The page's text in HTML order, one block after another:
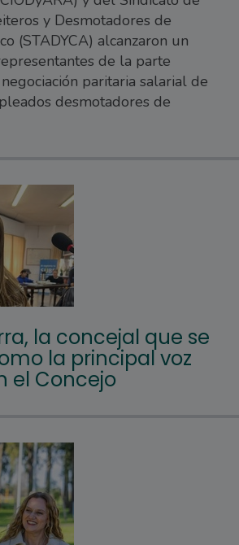
y Desmotadores de
(STADYCA) alcanzaron un
de la parte
paritaria salarial de
desmotadores de
la concejal que se
la principal voz
el Concejo